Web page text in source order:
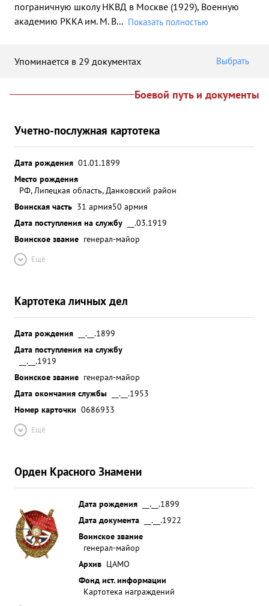
пограничную школу НКВД в Москве (1929), Военную
академию РККА им. М. В... Показать полностью
Упоминается в 29 документах Выбрать
Боевой путь и документы
Учетно-послужная картотека
Дата рождения 01.01.1899
Место рождения
РФ, Липецкая область, Данковский район
Воинская часть 31 армия50 армия
Дата поступления на службу
__.03.1919
Воинское звание генерал-майор
Ещё
Картотека личных дел
Дата рождения
__.__.1899
Дата поступления на службу
__.__.1919
Воинское звание генерал-майор
Дата окончания службы
__.__.1953
Номер карточки 0686933
Ещё
Орден Красного Знамени
Дата рождения
__.__.1899
Дата документа
__.__.1922
Воинское звание
генерал-майор
Архив ЦАМО
Фонд ист. информации
Картотека награждений